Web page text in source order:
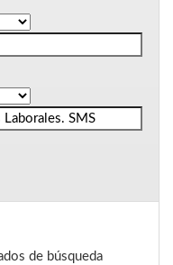
de búsqueda